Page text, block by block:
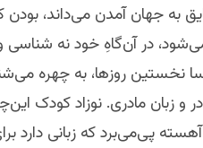
به جهان آمدن می‌داند،‌
در آن‌گاهِ خود نه شناسی
نخستین روزها، به چهره
و زبان مادری. نوزاد کودک
پی‌می‌برد که زبانی دارد